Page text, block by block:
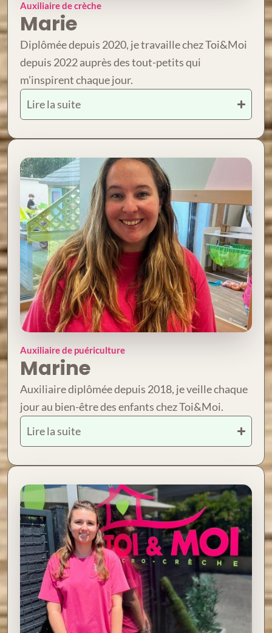
Auxiliaire de crèche
Marie
Diplômée depuis 2020, je travaille chez Toi&Moi
depuis 2022 auprès des tout-petits qui
m’inspirent chaque jour.
Lire la suite
Auxiliaire de puériculture
Marine
Auxiliaire diplômée depuis 2018, je veille chaque
jour au bien-être des enfants chez Toi&Moi.
Lire la suite